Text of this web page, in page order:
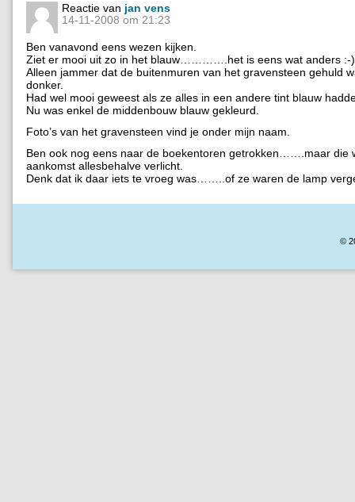
Reactie van jan vens
14-11-2008 om 21:23
Ben vanavond eens wezen kijken.
Ziet er mooi uit zo in het blauw………….het is eens wat anders :-)
Alleen jammer dat de buitenmuren van het gravensteen gehuld
donker.
Had wel mooi geweest als ze alles in een andere tint blauw
Nu was enkel de middenbouw blauw gekleurd.
Foto’s van het gravensteen vind je onder mijn naam.
Ben ook nog eens naar de boekentoren getrokken…….maar die
aankomst allesbehalve verlicht.
Denk dat ik daar iets te vroeg was……..of ze waren de lamp
©